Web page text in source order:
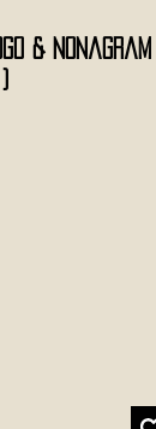
& Nonagram (